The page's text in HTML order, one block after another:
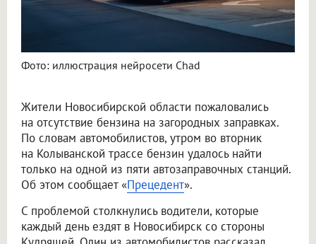
Фото: иллюстрация нейросети Chad
Жители Новосибирской области пожаловались
на отсутствие бензина на загородных заправках.
По словам автомобилистов, утром во вторник
на Колыванской трассе бензин удалось найти
только на одной из пяти автозаправочных станций.
Об этом сообщает «Прецедент».
С проблемой столкнулись водители, которые
каждый день ездят в Новосибирск со стороны